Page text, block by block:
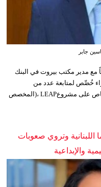
جابر
مع مدير مكتب بيروت في البنك
خُصِّص لمتابعة عدد من
المشاريع قيد التنفيذ، وجرى التركيز بشكل خاص على مشروعLEAP ،(المخصص
وتروي صعوبات
والإبداعية